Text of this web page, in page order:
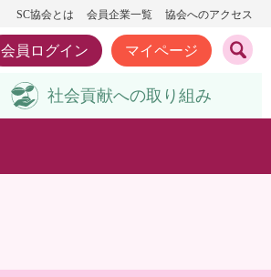
SC協会とは 会員企業一覧 協会へのアクセス
会員ログイン マイページ
社会貢献への取り組み